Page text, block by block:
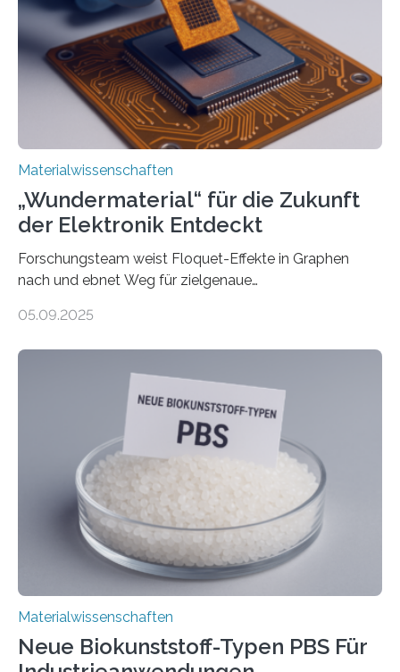
Vanderbilt und dem Fritz-Haber-Institut Josh Caldwell,
Professor für Maschinenbau und Direktor des
interdisziplinären Graduiertenprogramms für
Materialwissenschaften an der Vanderbilt University,
und Alexander Paarmann vom Fritz-Haber-Institut
leiteten ein internationales Forschungsprojekt, das…
Materialwissenschaften
„Wundermaterial“ für die Zukunft
der Elektronik Entdeckt
Forschungsteam weist Floquet-Effekte in Graphen
nach und ebnet Weg für zielgenaue
– nur eine Atomlage dick, aber extrem leitfähig und
Sensoren, leistungsstarken Batterien und effizienten
Solarzellen. Eine neue Studie hebt das Potenzial nun
noch auf ein neues Level: Zum ersten Mal haben
Forschende an der Universität Göttingen gemeinsam
mit Kollegen aus Braunschweig, Bremen und der
Schweiz direkt beobachtet, wie in Graphen…
05.09.2025
Materialwissenschaften
Neue Biokunststoff-Typen PBS Für